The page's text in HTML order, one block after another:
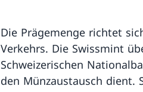
Die Prägemenge richtet
Verkehrs. Die Swissmint
Schweizerischen
den Münzaustausch dient.